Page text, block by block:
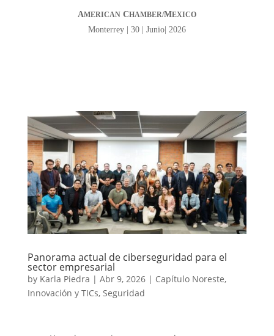
AMERICANCHAMBER/MEXICO
Monterrey | 30 | Junio| 2026
Panorama actual de ciberseguridad para el
sector empresarial
by Karla Piedra | Abr 9, 2026| Capítulo Noreste,
Innovación y TICs, Seguridad